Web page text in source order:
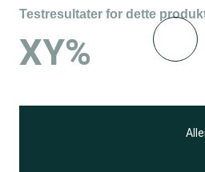
Testresultater for dette
XY%